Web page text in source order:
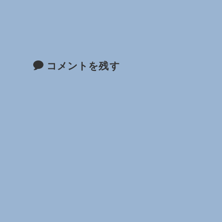
コメントを残す